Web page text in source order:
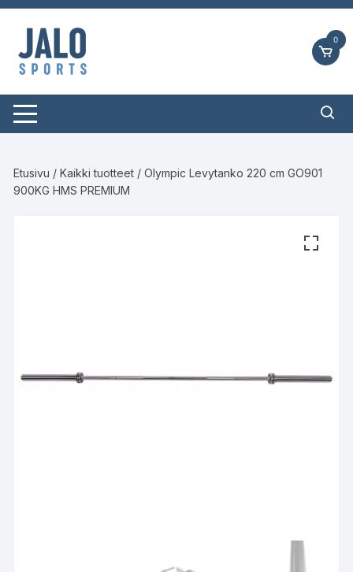
Siirry
suoraan
sisältöön
0
Etusivu /Kaikki tuotteet / Olympic Levytanko 220 cm GO901
900KG HMS PREMIUM